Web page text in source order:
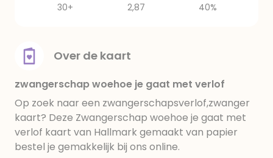
30+
2,87 40%
Over de kaart
zwangerschap woehoe je gaat met verlof
Op zoek naar een zwangerschapsverlof,zwanger
kaart? Deze Zwangerschap woehoe je gaat met
verlof kaart van Hallmark gemaakt van papier
bestel je gemakkelijk bij ons online.